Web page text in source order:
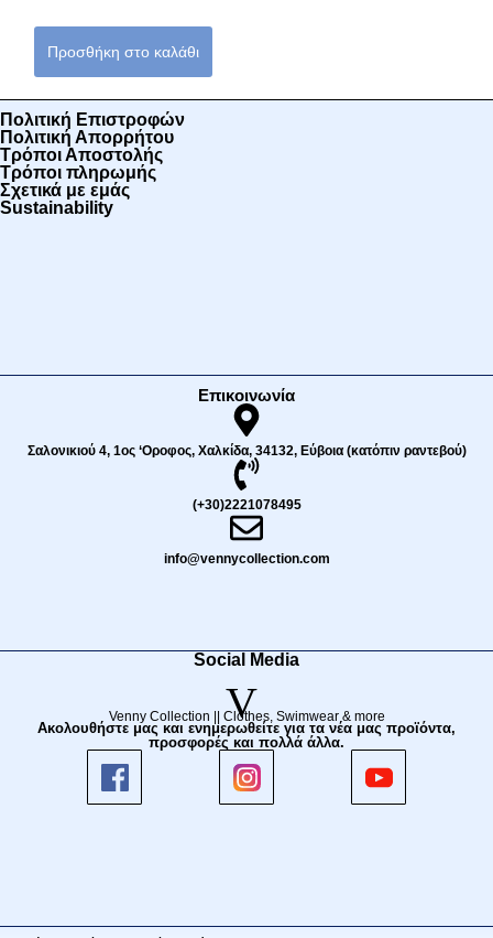
Προσθήκη στο καλάθι
Πολιτική Επιστροφών
Πολιτική Απορρήτου
Τρόποι Αποστολής
Τρόποι πληρωμής
Σχετικά με εμάς
Sustainability
Επικοινωνία
Σαλονικιού 4, 1ος ‘Οροφος, Χαλκίδα, 34132, Εύβοια (κατόπιν ραντεβού)
(+30)2221078495
info@vennycollection.com
Social Media
V
Venny Collection || Clothes, Swimwear & more
Ακολουθήστε μας και ενημερωθείτε για τα νέα μας προϊόντα,
προσφορές και πολλά άλλα.